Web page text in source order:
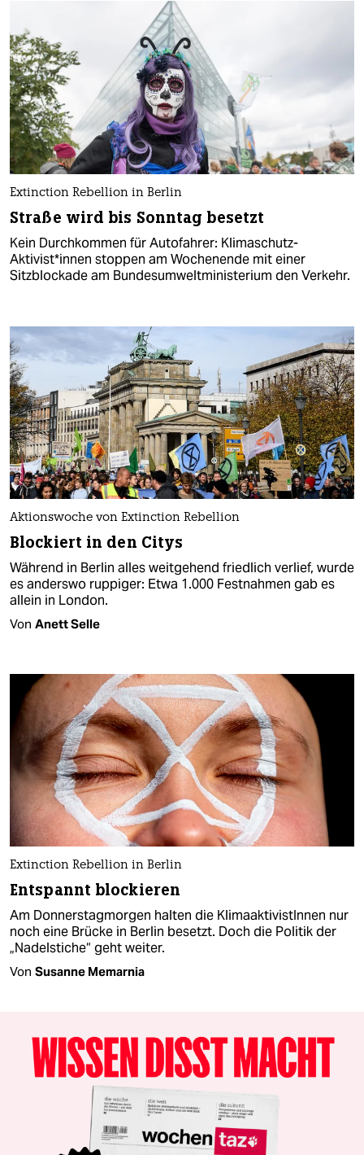
Extinction Rebellion in Berlin
Straße wird bis Sonntag besetzt
Kein Durchkommen für Autofahrer: Klimaschutz-
Aktivist*innen stoppen am Wochenende mit einer
Sitzblockade am Bundesumweltministerium den Verkehr.
Aktionswoche von Extinction Rebellion
Blockiert in den Citys
Während in Berlin alles weitgehend friedlich verlief, wurde
es anderswo ruppiger: Etwa 1.000 Festnahmen gab es
allein in London.
Von Anett Selle
Extinction Rebellion in Berlin
Entspannt blockieren
Am Donnerstagmorgen halten die KlimaaktivistInnen nur
noch eine Brücke in Berlin besetzt. Doch die Politik der
„Nadelstiche“ geht weiter.
Von Susanne Memarnia